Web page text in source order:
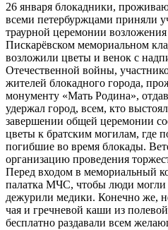
26 января блокадники,
всеми петербуржцами приняли
траурной церемонии
Пискарёвском мемориальном
возложили цветы и венок с
Отечественной войны,
жителей блокадного города,
монументу «Мать Родина»,
удержал город, всем, кто
завершении общей церемонии
цветы к братским могилам, где
погибшие во время блокады.
организацию проведения
Перед входом в мемориальный
палатка МЧС, чтобы люди могли
дежурили медики. Конечно же,
чая и гречневой каши из
бесплатно раздавали всем